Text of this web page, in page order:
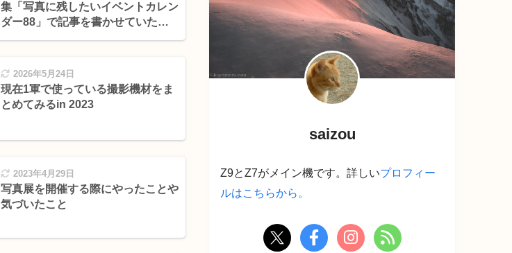
集「写真に残したいイベントカレン
ダー88」で記事を書かせていただ
2026年5月24日
現在1軍で使っている撮影機材をま
とめてみるin 2023
2023年4月29日
写真展を開催する際にやったことや
気づいたこと
saizou
Z9とZ7がメイン機です。詳しいプロフィー
ルはこちらから。